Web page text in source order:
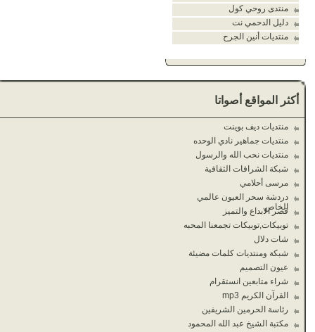
منتدى روحي كول
دليل الدحمي نت
منتديات أنين الجرح
أكثر المواقع أصواتا
منتديات ديف بوينت
منتديات جماهير نادي الوحده
منتديات نحب الله والرسول
شبكة الشرافات الثقافية
مرسى أحلامي
دردشة سحر العيون عالمي
الخاص
قصر الابداع والتميز
توبيكات,توبيكات تجمعنا المحبه
شات دلال
شبكة ومنتديات كلمات مضيئة
عيون التصميم
شراء متابعين انستقرام
القرآن الكريم mp3
رئاسة الحرمين الشريفين
مكتبة الشيخ عبد الله المحمود